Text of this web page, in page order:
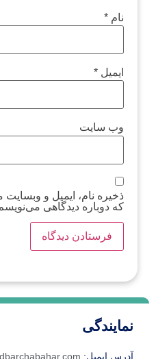
نام *
ایمیل *
وب‌ سایت
ذخیره نام، ایمیل و
که دوباره دیدگاهی
نمایندگی
آدرس ایمیل: